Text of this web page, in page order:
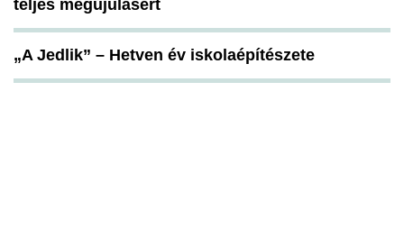
teljes megújulásért
„A Jedlik” – Hetven év iskolaépítészete